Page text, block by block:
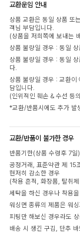
교환운임 안내
상품 교환은 동일 상품 또
객님 부담입니다.
(상품을 저희쪽에 보내
상품 불량일 경우 : 동일
상품 불량일 경우 : 동일
다.
상품 불량일 경우 : 교환
담입니다.
(인위적인 훼손 & 수선 등
*교환/반품시에도 추가 발
교환/반품이 불가한 경우
반품기한(상품 수령후 7일
공정거래, 표준약관 제 15
현저히 감소한 경우
(착용 흔적, 화장품, 탈취
세탁을 하신 경우나 착용
워싱면 종류의 제품은 워
피팅만 해보신 경우라도
배송 시 생긴 구김, 단추